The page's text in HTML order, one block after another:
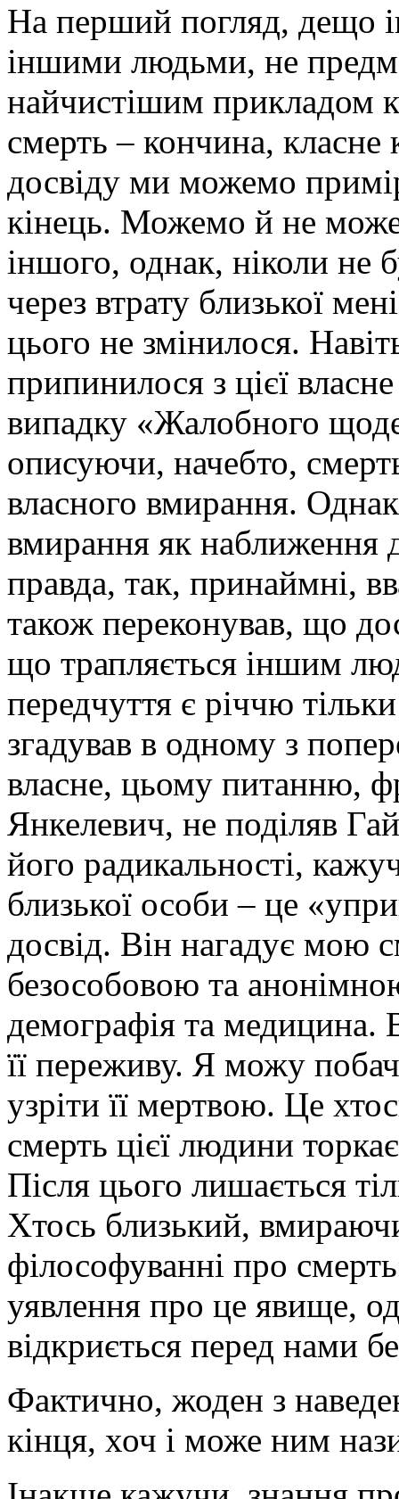
На перший погляд, дещо
іншими людьми, не
найчистішим прикладом
смерть – кончина,
досвіду ми можемо
кінець. Можемо й не
іншого, однак, ніколи не
через втрату близької
цього не змінилося.
припинилося з цієї
випадку «Жалобного
описуючи, начебто,
власного вмирання.
вмирання як наближення
правда, так, принаймні,
також переконував, що
що трапляється іншим
передчуття є річчю
згадував в одному з
власне, цьому питанню,
Янкелевич, не поділяв
його радикальності,
близької особи – це
досвід. Він нагадує мою
безособовою та
демографія та
її переживу. Я можу
узріти її мертвою. Це
смерть цієї людини
Після цього лишається
Хтось близький,
філософуванні про
уявлення про це явище,
відкриється перед нами
Фактично, жоден з
кінця, хоч і може ним